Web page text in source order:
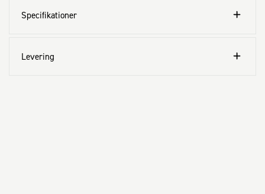
Specifikationer
Levering